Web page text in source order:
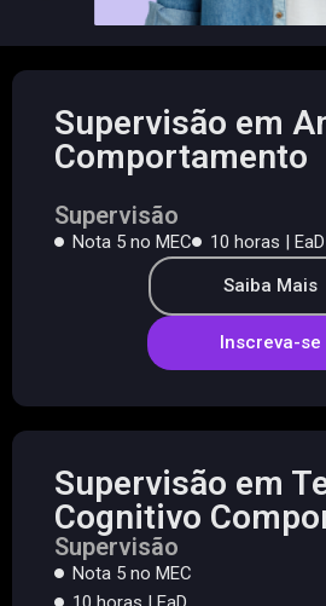
Supervisão em
Comportamento
Supervisão
Nota 5 no MEC
10 horas | EaD
Saiba Mais
Inscreva-se
Supervisão em
Cognitivo
Supervisão
Nota 5 no MEC